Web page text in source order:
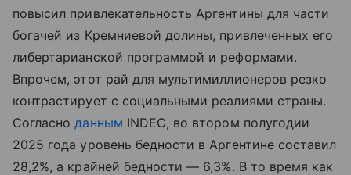
повысил привлекательность Аргентины для части
богачей из Кремниевой долины, привлеченных его
либертарианской программой и реформами.
Впрочем, этот рай для мультимиллионеров резко
контрастирует с социальными реалиями страны.
Согласноданным INDEC, во втором полугодии
2025 года уровень бедности в Аргентине составил
28,2%, а крайней бедности — 6,3%. В то время как